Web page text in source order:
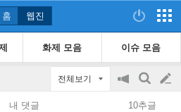
홈 웹진
화제 모음 이슈 모음
전체보기
공
지
검
색
글
내 댓글 10추글